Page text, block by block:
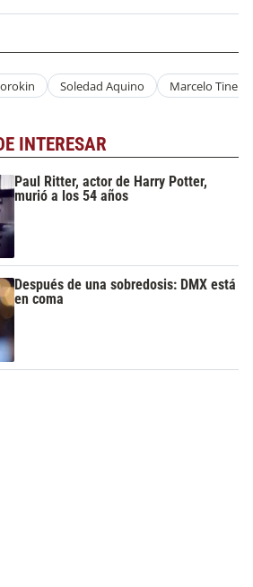
Soledad Aquino Marcelo Tinelli
INTERESAR
Paul Ritter, actor de Harry Potter,
murió a los 54 años
Después de una sobredosis: DMX está
en coma